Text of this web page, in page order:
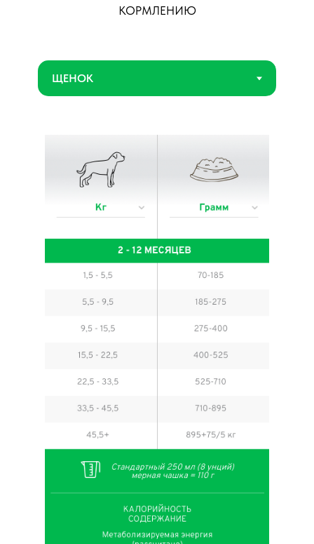
КОРМЛЕНИЮ